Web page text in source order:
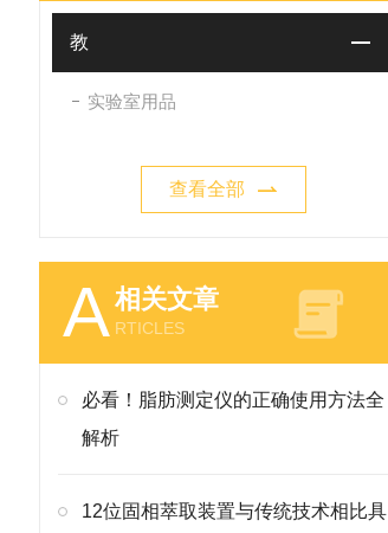
教
实验室用品
查看全部
A相关文章
RTICLES
必看！脂肪测定仪的正确使用方法全
解析
12位固相萃取装置与传统技术相比具